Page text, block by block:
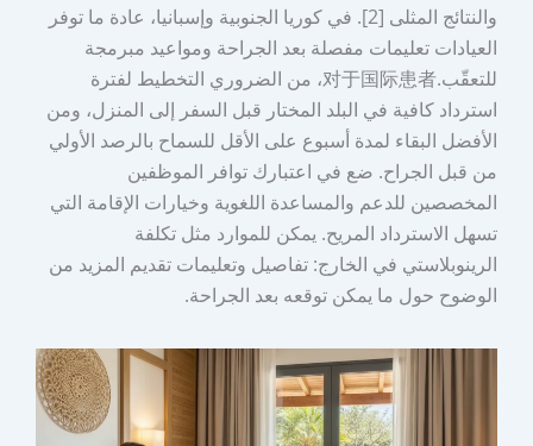
والنتائج المثلى [2]. في كوريا الجنوبية وإسبانيا، عادة ما توفر
العيادات تعليمات مفصلة بعد الجراحة ومواعيد مبرمجة
للتعقّب.对于国际患者، من الضروري التخطيط لفترة
استرداد كافية في البلد المختار قبل السفر إلى المنزل، ومن
الأفضل البقاء لمدة أسبوع على الأقل للسماح بالرصد الأولي
من قبل الجراح. ضع في اعتبارك توافر الموظفين
المخصصين للدعم والمساعدة اللغوية وخيارات الإقامة التي
تسهل الاسترداد المريح. يمكن للموارد مثل تكلفة
الرينوبلاستي في الخارج: تفاصيل وتعليمات تقديم المزيد من
الوضوح حول ما يمكن توقعه بعد الجراحة.